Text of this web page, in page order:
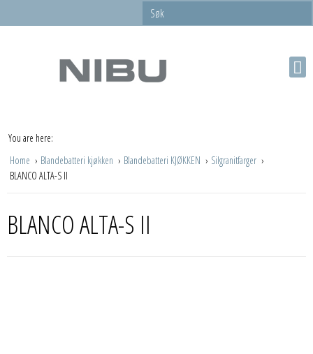
You are here:
Home
Blandebatteri kjøkken Blandebatteri KJØKKEN
Silgranitfarger
BLANCO ALTA-S II
BLANCO ALTA-S II